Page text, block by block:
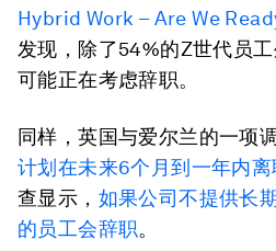
Hybrid Work – Are We
发现，除了54%的Z世代员
可能正在考虑辞职。
同样，英国与爱尔兰的一项
计划在未来6个月到一年内离
查显示， 如果公司不提供长
的员工会辞职。